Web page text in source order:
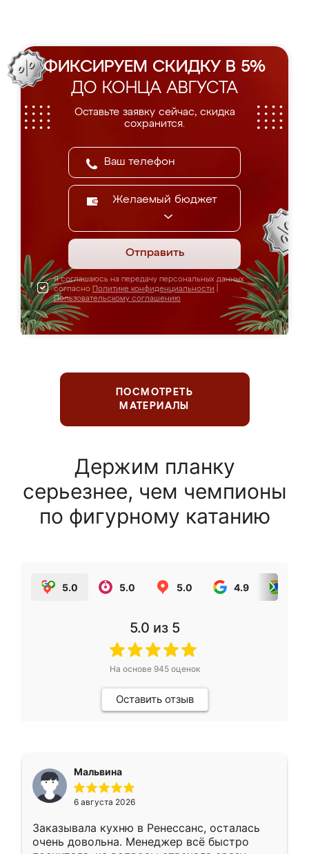
ФИКСИРУЕМ СКИДКУ В 5%
ДО КОНЦА АВГУСТА
Оставьте заявку сейчас, скидка
сохранится.
Желаемый бюджет
Отправить
Я соглашаюсь на передачу персональных данных
согласно Политике конфиденциальности
Пользовательскому соглашению
ПОСМОТРЕТЬ
МАТЕРИАЛЫ
Держим планку
серьезнее, чем чемпионы
по фигурному катанию
5.0 5.0 5.0 4.9
5.0 из 5
На основе 945оценок
Оставить отзыв
Мальвина
6 августа 2026
Заказывала кухню в Ренессанс, осталась
очень довольна. Менеджер всё быстро